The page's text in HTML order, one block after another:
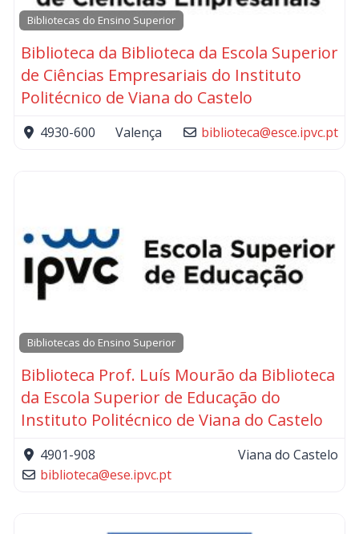
Bibliotecas do Ensino Superior
Biblioteca da Biblioteca da Escola Superior
de Ciências Empresariais do Instituto
Politécnico de Viana do Castelo
4930-600 Valença biblioteca@esce.ipvc.pt
Bibliotecas do Ensino Superior
Biblioteca Prof. Luís Mourão da Biblioteca
da Escola Superior de Educação do
Instituto Politécnico de Viana do Castelo
4901-908
Viana do Castelo
biblioteca@ese.ipvc.pt